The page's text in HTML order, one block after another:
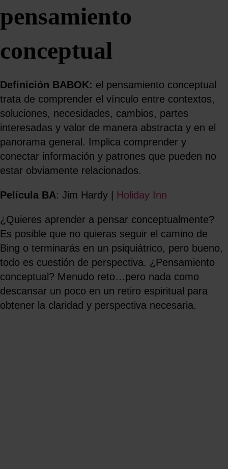
pensamiento
conceptual
Definición BABOK: el pensamiento conceptual
trata de comprender el vínculo entre contextos,
soluciones, necesidades, cambios, partes
interesadas y valor de manera abstracta y en el
panorama general. Implica comprender y
conectar información y patrones que pueden no
estar obviamente relacionados.
Película BA: Jim Hardy | Holiday Inn
¿Quieres aprender a pensar conceptualmente?
Es posible que no quieras seguir el camino de
Bing o terminarás en un psiquiátrico, pero bueno,
todo es cuestión de perspectiva. ¿Pensamiento
conceptual? Menudo reto…pero nada como
descansar un poco en un retiro espiritual para
obtener la claridad y perspectiva necesaria.